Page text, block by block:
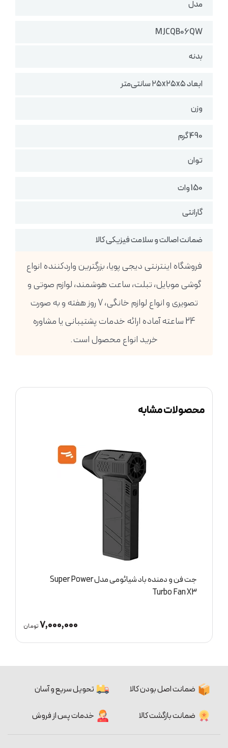
مدل
MJCQB06QW
بدنه
ابعاد ۲۵x۲۵x۵ سانتی‌متر
وزن
490 گرم
توان
150 وات
گارانتی
ضمانت اصالت و سلامت فیزیکی کالا
فروشگاه اینترنتی دیجی پویا، بزرگترین واردکننده انواع
گوشی موبایل، تبلت، ساعت هوشمند، لوازم صوتی و
تصویری و انواع لوازم خانگی، 7 روز هفته و به صورت
24 ساعته آماده ارائه خدمات پشتیبانی یا مشاوره
خرید انواع محصول است.
محصولات مشابه
جت فن و دمنده باد شیائومی مدل Super Power
Turbo Fan X3
7,000,000تومان
ضمانت اصل بودن کالا تحویل سریع و آسان
ضمانت بازگشت کالا خدمات پس از فروش